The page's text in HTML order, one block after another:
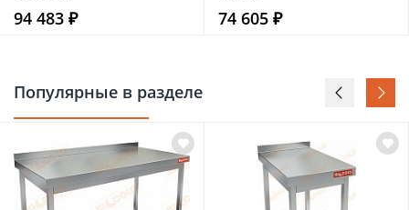
94 483 ₽ 74 605 ₽
Популярные в разделе